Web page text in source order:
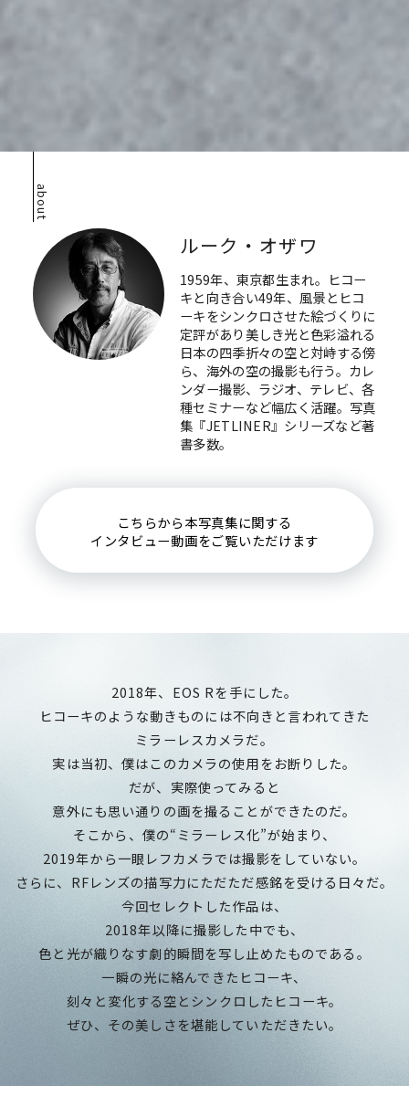
about
ルーク・オザワ
1959年、東京都生まれ。ヒコー
キと向き合い49年、風景とヒコ
ーキをシンクロさせた絵づくりに
定評があり美しき光と色彩溢れる
日本の四季折々の空と対峙する傍
ら、海外の空の撮影も行う。カレ
ンダー撮影、ラジオ、テレビ、各
種セミナーなど幅広く活躍。写真
集『JETLINER』シリーズなど著
書多数。
こちらから本写真集に関する
インタビュー動画をご覧いただけます
2018年、EOS Rを手にした。
ヒコーキのような動きものには不向きと言われてきた
ミラーレスカメラだ。
実は当初、僕はこのカメラの使用をお断りした。
だが、実際使ってみると
意外にも思い通りの画を撮ることができたのだ。
そこから、僕の“ミラーレス化”が始まり、
2019年から一眼レフカメラでは撮影をしていない。
さらに、RFレンズの描写力にただただ感銘を受ける日々だ。
今回セレクトした作品は、
2018年以降に撮影した中でも、
色と光が織りなす劇的瞬間を写し止めたものである。
一瞬の光に絡んできたヒコーキ、
刻々と変化する空とシンクロしたヒコーキ。
ぜひ、その美しさを堪能していただきたい。